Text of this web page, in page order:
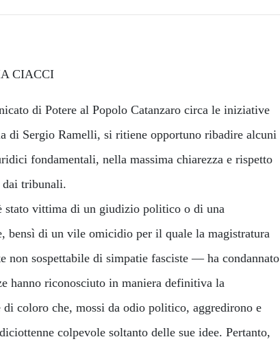
CIACCI
di Potere al Popolo Catanzaro circa le iniziative
di Sergio Ramelli, si ritiene opportuno ribadire alcuni
fondamentali, nella massima chiarezza e rispetto
dai tribunali.
stato vittima di un giudizio politico o di una
bensì di un vile omicidio per il quale la magistratura
non sospettabile di simpatie fasciste — ha condannato
hanno riconosciuto in maniera definitiva la
di coloro che, mossi da odio politico, aggredirono e
colpevole soltanto delle sue idee. Pertanto,